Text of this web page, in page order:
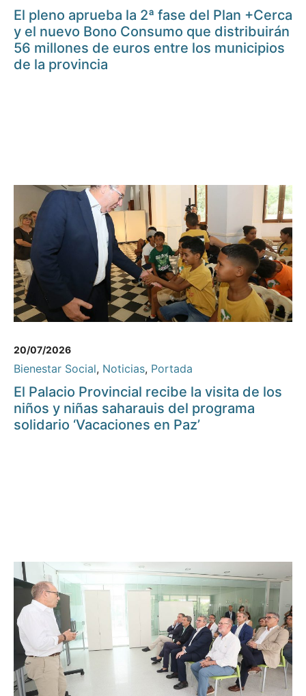
El pleno aprueba la 2ª fase del Plan +Cerca
y el nuevo Bono Consumo que distribuirán
56 millones de euros entre los municipios
de la provincia
20/07/2026
Bienestar Social, Noticias, Portada
El Palacio Provincial recibe la visita de los
niños y niñas saharauis del programa
solidario ‘Vacaciones en Paz’